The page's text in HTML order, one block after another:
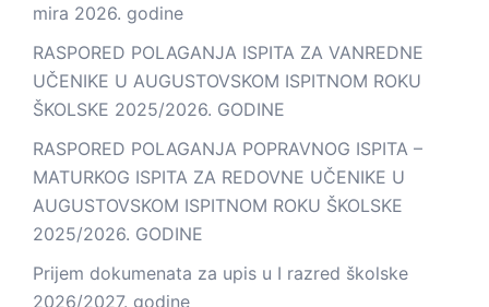
mira 2026. godine
RASPORED POLAGANJA ISPITA ZA VANREDNE
UČENIKE U AUGUSTOVSKOM ISPITNOM ROKU
ŠKOLSKE 2025/2026. GODINE
RASPORED POLAGANJA POPRAVNOG ISPITA –
MATURKOG ISPITA ZA REDOVNE UČENIKE U
AUGUSTOVSKOM ISPITNOM ROKU ŠKOLSKE
2025/2026. GODINE
Prijem dokumenata za upis u I razred školske
2026/2027. godine